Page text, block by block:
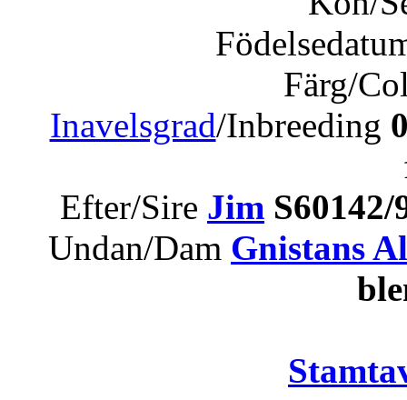
Färg/
Inavelsgrad/Inbreeding
Efter/Sire Jim
Undan/Dam Gnistans